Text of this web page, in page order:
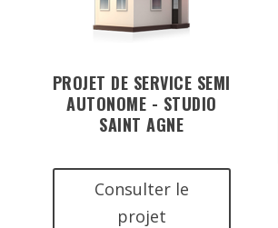
PROJET DE SERVICE SEMI
AUTONOME - STUDIO
SAINT AGNE
Consulter le
projet